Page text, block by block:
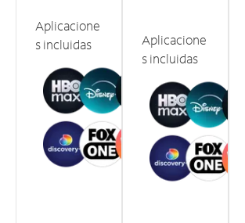
Aplicacione
s incluidas
Aplicacione
s incluidas